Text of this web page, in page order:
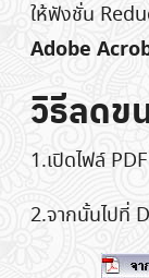
ให้ฟังชั่น
Adobe
วิธีลดข
1.เปิดไฟล์
2.จากนั้นไปที่